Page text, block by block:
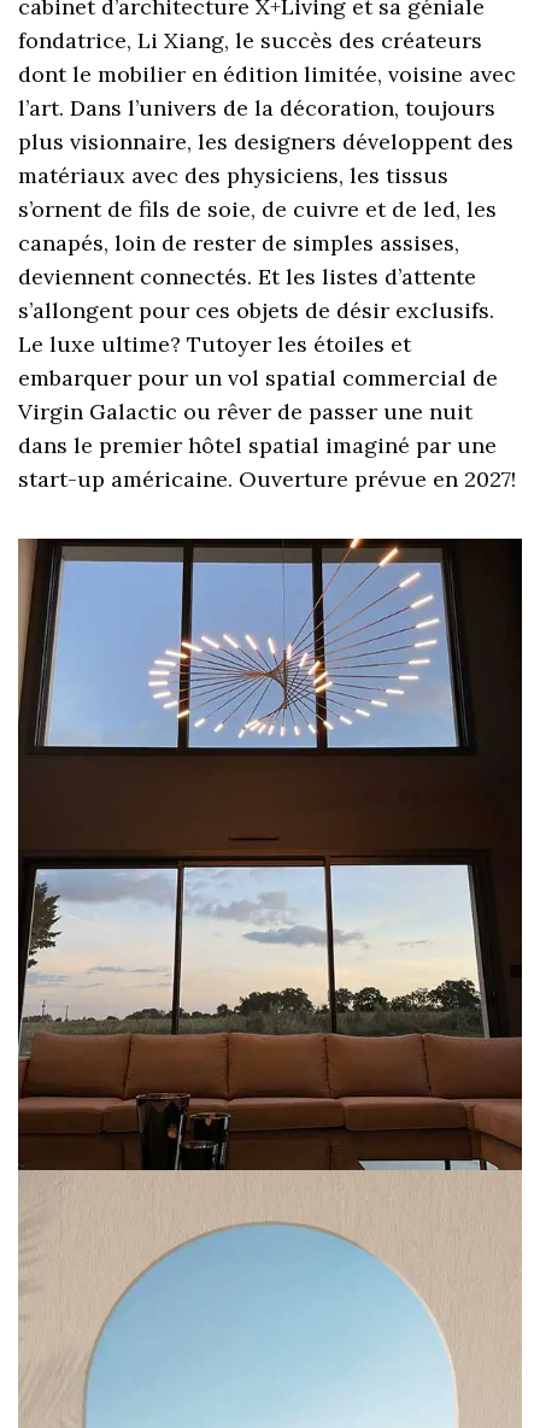
cabinet d’architecture X+Living et sa géniale
fondatrice, Li Xiang, le succès des créateurs
dont le mobilier en édition limitée, voisine avec
l’art. Dans l’univers de la décoration, toujours
plus visionnaire, les designers développent des
matériaux avec des physiciens, les tissus
s’ornent de fils de soie, de cuivre et de led, les
canapés, loin de rester de simples assises,
deviennent connectés. Et les listes d’attente
s’allongent pour ces objets de désir exclusifs.
Le luxe ultime? Tutoyer les étoiles et
embarquer pour un vol spatial commercial de
Virgin Galactic ou rêver de passer une nuit
dans le premier hôtel spatial imaginé par une
start-up américaine. Ouverture prévue en 2027!